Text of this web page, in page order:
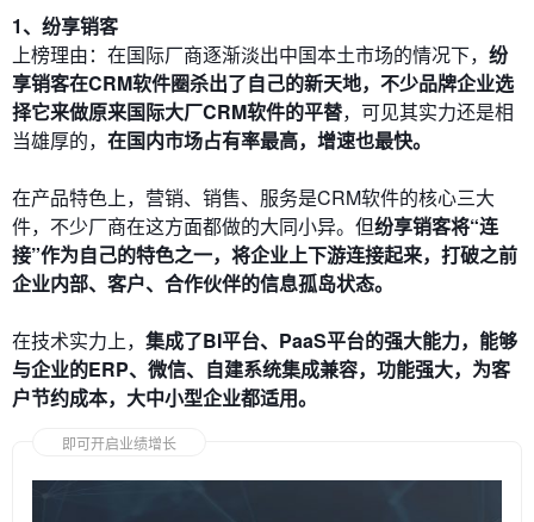
1、纷享销客
上榜理由：在国际厂商逐渐淡出中国本土市场的情况下， 纷
享销客在CRM软件圈杀出了自己的新天地，不少品牌企业选
择它来做原来国际大厂CRM软件的平替，可见其实力还是相
当雄厚的， 在国内市场占有率最高，增速也最快。
在产品特色上，营销、销售、服务是CRM软件的核心三大
件，不少厂商在这方面都做的大同小异。但纷享销客将“连
接”作为自己的特色之一，将企业上下游连接起来，打破之前
企业内部、客户、合作伙伴的信息孤岛状态。
在技术实力上， 集成了BI平台、PaaS平台的强大能力，能够
与企业的ERP、微信、自建系统集成兼容，功能强大，为客
户节约成本，大中小型企业都适用。
即可开启业绩增长